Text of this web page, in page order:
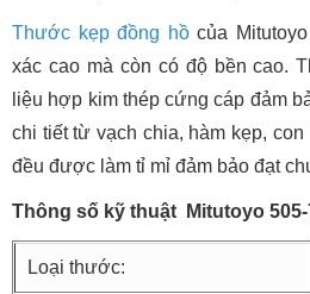
Thước kẹp đồng hồcủa
xác cao mà còn có độ bền cao.
liệu hợp kim thép cứng cáp đảm
chi tiết từ vạch chia, hàm kẹp,
đều được làm tỉ mỉ đảm bảo đạt
Thông số kỹ thuật Mitutoyo 505-
Loại thước: